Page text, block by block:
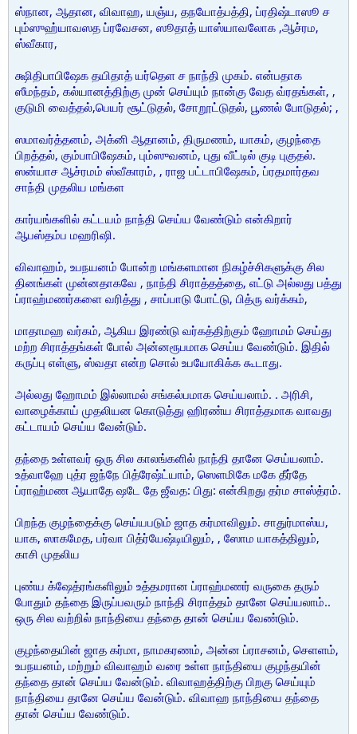
ஸ்நான, ஆதான, விவாஹ, யஞ்ய, தநயோத்பத்தி, ப்ரதிஷ்டாஸூ ச
பும்ஸுஹ்யாவஸத ப்ரவேசன, ஸூதாத் யாஸ்யாவலோக ,ஆச்ரம,
ஸ்வீகார,
க்ஷிதிபாபிஷேக தயிதாத் யர்தெள ச நாந்தி முகம். என்பதாக
ஸீமந்தம், கல்யானத்திற்கு முன் செய்யும் நான்கு வேத வ்ரதங்கள், ,
குடுமி வைத்தல்,பெயர் சூட்டுதல், சோறூட்டுதல், பூணல் போடுதல்; ,
ஸமாவர்த்தனம், அக்னி ஆதானம், திருமணம், யாகம், குழந்தை
பிறத்தல், கும்பாபிஷேகம், பும்ஸுவனம், புது வீட்டில் குடி புகுதல்.
ஸன்யாச ஆச்ரமம் ஸ்வீகாரம், , ராஜ பட்டாபிஷேகம், ப்ரதமார்தவ
சாந்தி முதலிய மங்கள
கார்யங்களில் கட்டயம் நாந்தி செய்ய வேண்டும் என்கிறார்
ஆபஸ்தம்ப மஹரிஷி.
விவாஹம், உபநயனம் போன்ற மங்களமான நிகழ்ச்சிகளுக்கு சில
தினங்கள் முன்னதாகவே , நாந்தி சிராத்தத்தை, எட்டு அல்லது பத்து
ப்ராஹ்மணர்களை வரித்து , சாப்பாடு போட்டு, பித்ரு வர்க்கம்,
மாதாமஹ வர்கம், ஆகிய இரண்டு வர்கத்திற்கும் ஹோமம் செய்து
மற்ற சிராத்தங்கள் போல் அன்னரூபமாக செய்ய வேண்டும். இதில்
கருப்பு எள்ளு, ஸ்வதா என்ற சொல் உபயோகிக்க கூடாது.
அல்லது ஹோமம் இல்லாமல் சங்கல்பமாக செய்யலாம். . அரிசி,
வாழைக்காய் முதலியன கொடுத்து ஹிரண்ய சிராத்தமாக வாவது
கட்டாயம் செய்ய வேன்டும்.
தந்தை உள்ளவர் ஒரு சில காலங்களில் நாந்தி தானே செய்யலாம்.
உத்வாஹே புத்ர ஜந்நே பித்ரேஷ்ட்யாம், ஸெளமிகே மகே தீர்தே
ப்ராஹ்மண ஆயாதே ஷடே தே ஜீவத: பிது: என்கிறது தர்ம சாஸ்த்ரம்.
பிறந்த குழந்தைக்கு செய்யபடும் ஜாத கர்மாவிலும். சாதுர்மாஸ்ய,
யாக, ஸாகமேத, பர்வா பித்ர்யேஷ்டியிலும், , ஸோம யாகத்திலும்,
காசி முதலிய
புண்ய க்ஷேத்ரங்களிலும் உத்தமரான ப்ராஹ்மணர் வருகை தரும்
போதும் தந்தை இருப்பவரும் நாந்தி சிராத்தம் தானே செய்யலாம்..
ஒரு சில வற்றில் நாந்தியை தந்தை தான் செய்ய வேண்டும்.
குழந்தையின் ஜாத கர்மா, நாமகரணம், அன்ன ப்ராசனம், செளளம்,
உபநயனம், மற்றும் விவாஹம் வரை உள்ள நாந்தியை குழந்தயின்
தந்தை தான் செய்ய வேன்டும். விவாஹத்திற்கு பிறகு செய்யும்
நாந்தியை தானே செய்ய வேன்டும். விவாஹ நாந்தியை தந்தை
தான் செய்ய வேண்டும்.